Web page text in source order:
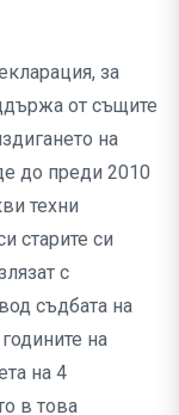
за
от същите
на
до преди 2010
техни
старите си
с
съдбата на
на
на 4
в това